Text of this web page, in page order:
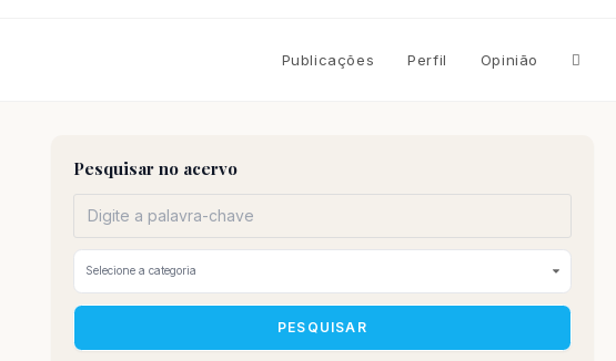
Publicações Perfil Opinião
Pesquisar no acervo
PESQUISAR